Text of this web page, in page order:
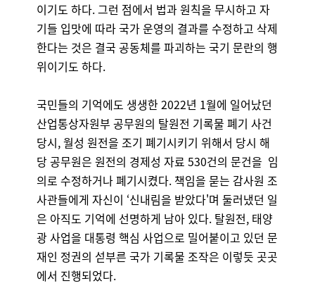
이기도 하다. 그런 점에서 법과 원칙을 무시하고 자
기들 입맛에 따라 국가 운영의 결과를 수정하고 삭제
한다는 것은 결국 공동체를 파괴하는 국기 문란의 행
위이기도 하다.
국민들의 기억에도 생생한 2022년 1월에 일어났던
산업통상자원부 공무원의 탈원전 기록물 폐기 사건
당시, 월성 원전을 조기 폐기시키기 위해서 당시 해
당 공무원은 원전의 경제성 자료 530건의 문건을 임
의로 수정하거나 폐기시켰다. 책임을 묻는 감사원 조
사관들에게 자신이 ‘신내림을 받았다'며 둘러냈던 일
은 아직도 기억에 선명하게 남아 있다. 탈원전, 태양
광 사업을 대통령 핵심 사업으로 밀어붙이고 있던 문
재인 정권의 섣부른 국가 기록물 조작은 이렇듯 곳곳
에서 진행되었다.